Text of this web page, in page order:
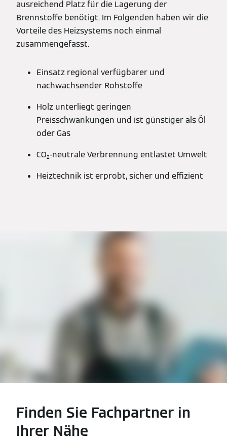
ausreichend Platz für die Lagerung der
Brennstoffe benötigt. Im Folgenden haben wir die
Vorteile des Heizsystems noch einmal
zusammengefasst.
Einsatz regional verfügbarer und
nachwachsender Rohstoffe
Holz unterliegt geringen
Preisschwankungen und ist günstiger als Öl
oder Gas
CO₂-neutrale Verbrennung entlastet Umwelt
Heiztechnik ist erprobt, sicher und effizient
Finden Sie Fachpartner in
Ihrer Nähe